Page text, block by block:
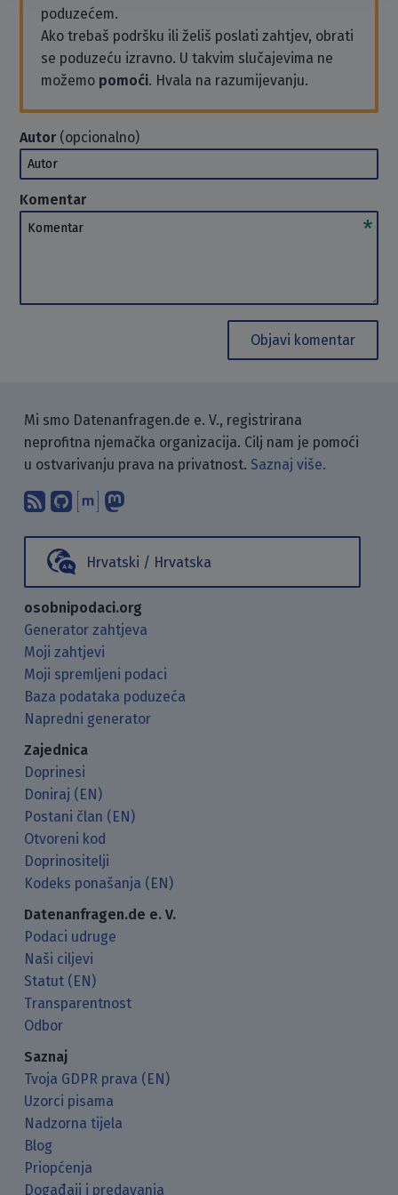
poduzećem.
Ako trebaš podršku ili želiš poslati zahtjev, obrati
se poduzeću izravno. U takvim slučajevima ne
možemo pomoći. Hvala na razumijevanju.
Autor(opcionalno)
Autor
Komentar
Komentar
Objavi komentar
Mi smo Datenanfragen.de e. V., registrirana
neprofitna njemačka organizacija. Cilj nam je pomoći
u ostvarivanju prava na privatnost. Saznaj više.
Pretplati se na naš blog koristeći
Pronađi nas na GitHubu.
Raspravljaj s nama putem
Hrvatski / Hrvatska
osobnipodaci.org
Generator zahtjeva
Moji zahtjevi
Moji spremljeni podaci
Baza podataka poduzeća
Napredni generator
Zajednica
Doprinesi
Doniraj (EN)
Postani član (EN)
Otvoreni kod
Doprinositelji
Kodeks ponašanja (EN)
Datenanfragen.de e. V.
Podaci udruge
Naši ciljevi
Statut (EN)
Transparentnost
Odbor
Saznaj
Tvoja GDPR prava (EN)
Uzorci pisama
Nadzorna tijela
Blog
Priopćenja
Događaji i predavanja